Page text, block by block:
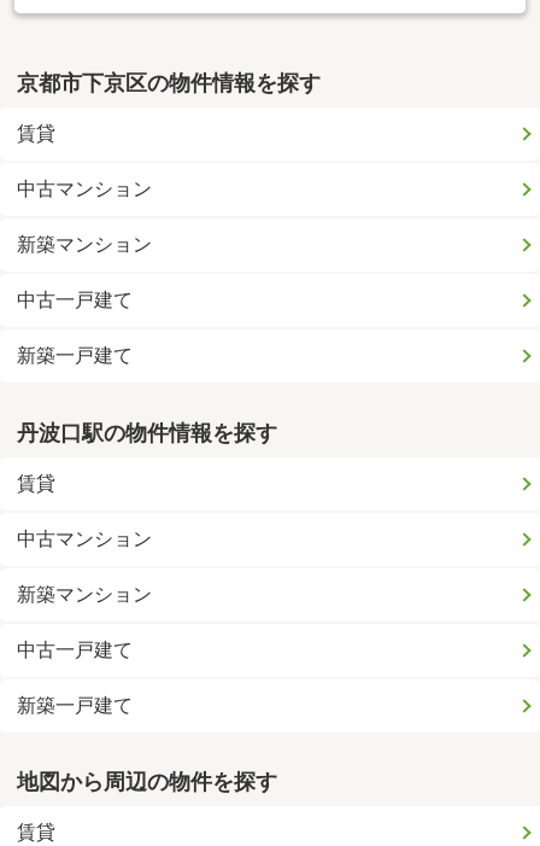
京都市下京区の物件情報を探す
賃貸
中古マンション
新築マンション
中古一戸建て
新築一戸建て
丹波口駅の物件情報を探す
賃貸
中古マンション
新築マンション
中古一戸建て
新築一戸建て
地図から周辺の物件を探す
賃貸